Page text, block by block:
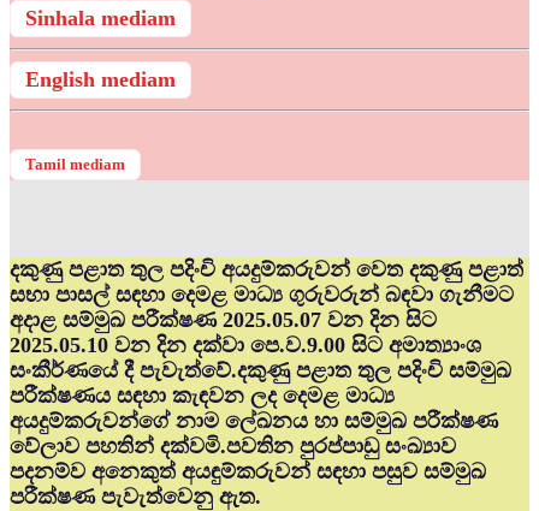
Sinhala mediam
English mediam
Tamil mediam
දකුණු පළාත තුල පදිංචි අයදුම්කරුවන් වෙත දකුණු පළාත්
සභා පාසල් සඳහා දෙමළ මාධ්‍ය ගුරුවරුන් බඳවා ගැනීමට
අදාළ සම්මුඛ පරීක්ෂණ 2025.05.07 වන දින සිට
2025.05.10 වන දින දක්වා පෙ.ව.9.00 සිට අමාත්‍යාංශ
සංකීර්ණයේ දී පැවැත්වේ.දකුණු පළාත තුල පදිංචි සම්මුඛ
පරීක්ෂණය සඳහා කැඳවන ලද දෙමළ මාධ්‍ය
අයදුම්කරුවන්ගේ නාම ලේඛනය හා සම්මුඛ පරීක්ෂණ
වේලාව පහතින් දක්වමි.පවතින පුරප්පාඩු සංඛ්‍යාව
පදනම්ව අනෙකුත් අයඳුම්කරුවන් සඳහා පසුව සම්මුඛ
පරීක්ෂණ පැවැත්වෙනු ඇත.